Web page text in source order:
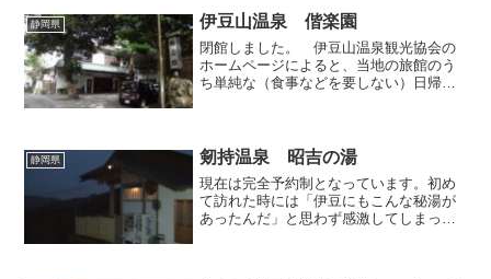
た。帳場にて声をかけて入...
静岡県 伊豆山温泉 偕楽園
閉館しました。 伊豆山温泉観光協会の
ホームページによると、当地の旅館のう
ち単純な（食事などを要しない）日帰り
の中で今回は、伊豆山...
静岡県 剱持温泉 昭吉の湯
現在は完全予約制となっています。初め
て訪れた時には「伊豆にもこんな秘湯が
あったんだ」と思わず感激してしまった